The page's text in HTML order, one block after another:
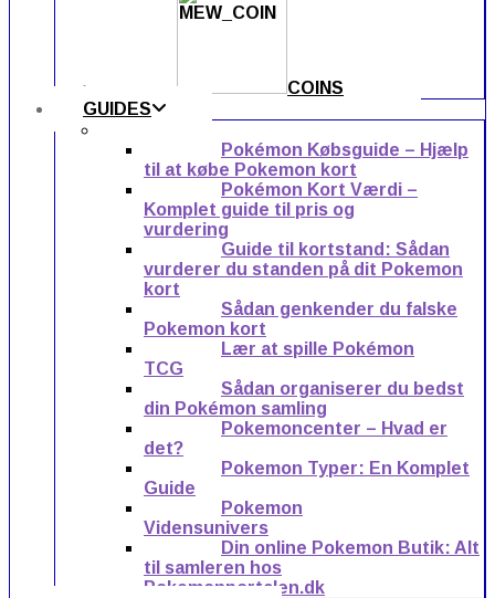
COINS
GUIDES
Pokémon Købsguide – Hjælp
til at købe Pokemon kort
Pokémon Kort Værdi –
Komplet guide til pris og
vurdering
Guide til kortstand: Sådan
vurderer du standen på dit Pokemon
kort
Sådan genkender du falske
Pokemon kort
Lær at spille Pokémon
TCG
Sådan organiserer du bedst
din Pokémon samling
Pokemoncenter – Hvad er
det?
Pokemon Typer: En Komplet
Guide
Pokemon
Vidensunivers
Din online Pokemon Butik: Alt
til samleren hos
Pokemonportalen.dk